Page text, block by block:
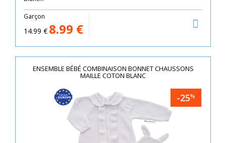
Garçon
14.99 € 8.99 €
ENSEMBLE BÉBÉ COMBINAISON BONNET CHAUSSONS
MAILLE COTON BLANC
-25%